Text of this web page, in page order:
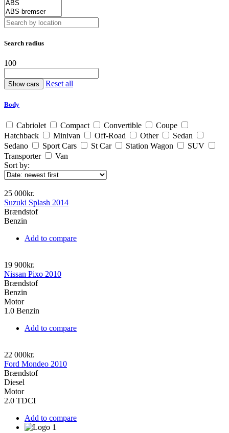
Search radius
100
Reset all
Body
Cabriolet Compact Convertible
Coupe
Hatchback
Minivan Off-Road Other
Sedan
Sedano
Sport Cars St Car Station Wagon
SUV
Transporter
Van
Sort by:
25 000kr.
Suzuki Splash 2014
Brændstof
Benzin
Add to compare
19 900kr.
Nissan Pixo 2010
Brændstof
Benzin
Motor
1.0 Benzin
Add to compare
22 000kr.
Ford Mondeo 2010
Brændstof
Diesel
Motor
2.0 TDCI
Add to compare